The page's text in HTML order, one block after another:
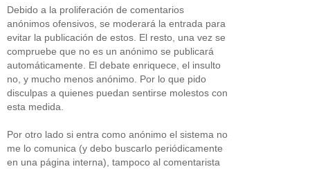
Debido a la proliferación de comentarios
anónimos ofensivos, se moderará la entrada para
evitar la publicación de estos. El resto, una vez se
compruebe que no es un anónimo se publicará
automáticamente. El debate enriquece, el insulto
no, y mucho menos anónimo. Por lo que pido
disculpas a quienes puedan sentirse molestos con
esta medida.
Por otro lado si entra como anónimo el sistema no
me lo comunica (y debo buscarlo periódicamente
en una página interna), tampoco al comentarista